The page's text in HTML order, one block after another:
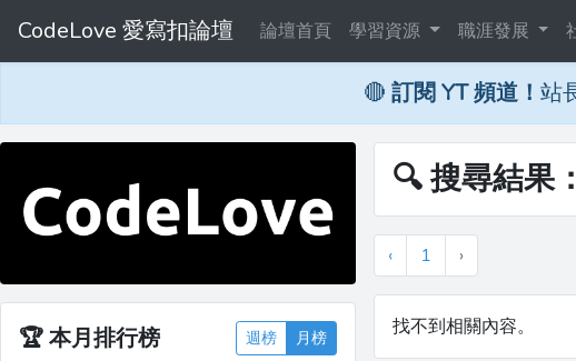
CodeLove 愛寫扣論壇 論壇首頁 學習資源 職涯發展
🔴 訂閱 YT 頻道！ 站
🏆本月排行榜 週榜 月榜
🔍 搜尋結果
‹ 1 ›
找不到相關內容。